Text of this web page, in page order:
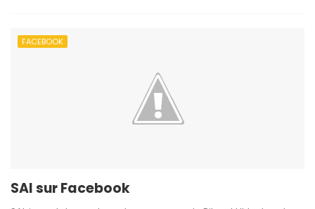
FACEBOOK
SAI sur Facebook